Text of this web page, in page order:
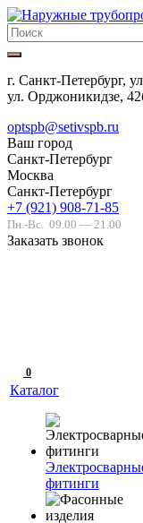
г. Санкт-Петербург,
ул. Орджоникидзе,
optspb@setivspb.ru
Ваш город
Санкт-Петербург
Москва
Санкт-Петербург
+7 (921) 908-71-85
Пн.-Вс. 09.00 — 21.00
Заказать звонок
0
Каталог
фитинги